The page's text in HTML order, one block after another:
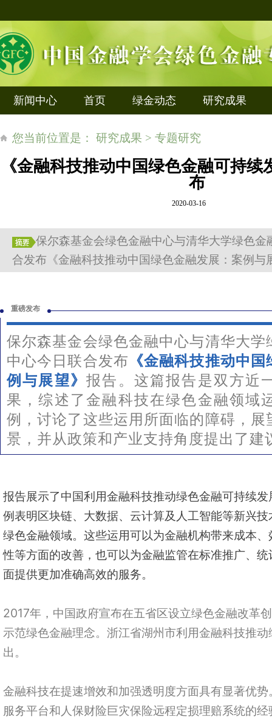
新闻中心 首页 绿金动态 研究成果
您当前位置是： 研究成果 > 专题研究
《金融科技推动中国绿色金融可持
布
2020-03-16
保尔森基金会绿色金融中心与清华大学绿色金
合发布《金融科技推动中国绿色金融发展：案例与
重磅发布
保尔森基金会绿色金融中心与清华大
中心今日联合发布 《金融科技推动中
例与展望》报告。这篇报告是双方近
果，综述了金融科技在绿色金融领域
例，讨论了这些运用所面临的障碍，
景，并从政策和产业支持角度提出了建
报告展示了中国利用金融科技推动绿色金融可持续
例表明区块链、大数据、云计算及人工智能等新兴
绿色金融领域。这些运用可以为金融机构带来成本
性等方面的改善，也可以为金融监管在标准推广、
面提供更加准确高效的服务。
2017年，中国政府宣布在五省区设立绿色金融改革
示范绿色金融理念。浙江省湖州市利用金融科技推
出。
金融科技在提速增效和加强透明度方面具有显著优
服务平台和人保财险巨灾保险远程定损理赔系统的